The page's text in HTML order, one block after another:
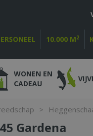
>
10.000 M2
WONEN EN
CADEAU
Gardena